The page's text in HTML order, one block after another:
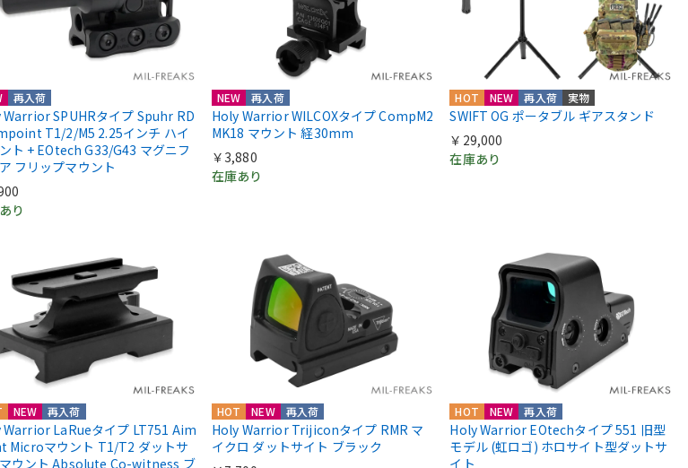
再入荷
Warrior SPUHRタイプ Spuhr RD
T1/2/M5 2.25インチ ハイ
ト + EOtech G33/G43 マグニフ
フリップマウント
り
NEW 再入荷
Holy Warrior WILCOXタイプ CompM2
MK18 マウント 経30mm
￥3,880
在庫あり
HOT NEW 再入荷 実物
SWIFT OG ポータブル ギアスタンド
￥29,000
在庫あり
NEW 再入荷
Warrior LaRueタイプ LT751 Aim
Microマウント T1/T2 ダットサ
ウント Absolute Co-witness ブ
HOT NEW 再入荷
Holy Warrior Trijiconタイプ RMR マ
イクロ ダットサイト ブラック
HOT NEW 再入荷
Holy Warrior EOtechタイプ 551 旧型
モデル (虹ロゴ) ホロサイト型ダットサ
イト